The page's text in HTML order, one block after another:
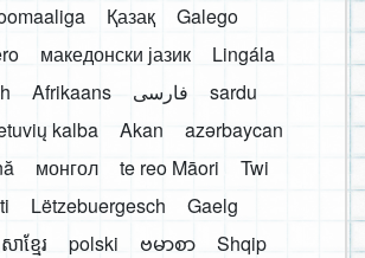
Қазақ
Galego
македонски јазик
Lingála
Afrikaans فارسی
sardu
kalba Akan
azərbaycan
монгол te reo Māori
Twi
Lëtzebuergesch
Gaelg
ាខ្មែរ polski ဗမာစာ
Shqip